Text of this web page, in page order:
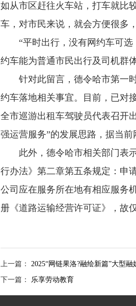
如从市区赶往火车站，打车就比
车，对市民来说，就会方便很多
“平时出行，没有网约车可
约车能为普通市民出行及司机群
针对此留言，德令哈市第一
约车落地相关事宜。目前，已对
全市巡游出租车驾驶员代表召开
强运营服务”的发展思路，据当前
此外，德令哈市相关部门表
行办法》第二章第五条规定：申
公司应在服务所在地有相应服务
册《道路运输经营许可证》，故
上一篇： 2025“网链果洛?融绘新篇”大型
下一篇： 乐享劳动教育